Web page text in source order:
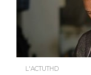
L'ACTUTHD